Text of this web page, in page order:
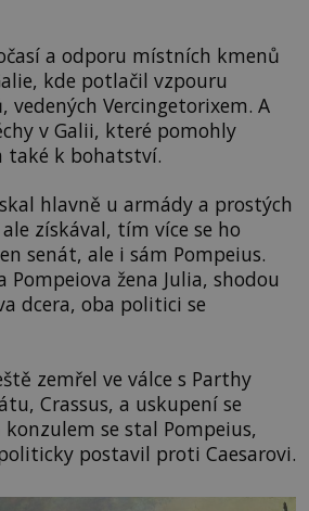
a odporu místních kmenů
kde potlačil vzpouru
vedených Vercingetorixem. A
v Galii, které pomohly
také k bohatství.
hlavně u armády a prostých
získával, tím více se ho
senát, ale i sám Pompeius.
Pompeiova žena Julia, shodou
dcera, oba politici se
zemřel ve válce s Parthy
Crassus, a uskupení se
se stal Pompeius,
postavil proti Caesarovi.